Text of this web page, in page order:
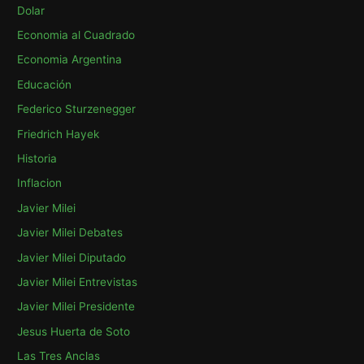
p
o
Dolar
Economia al Cuadrado
Economia Argentina
Educación
Federico Sturzenegger
Friedrich Hayek
Historia
Inflacion
Javier Milei
Javier Milei Debates
Javier Milei Diputado
Javier Milei Entrevistas
Javier Milei Presidente
Jesus Huerta de Soto
Las Tres Anclas